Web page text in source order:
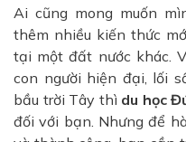
Ai cũng mong muốn
thêm nhiều kiến thức
tại một đất nước khác.
con người hiện đại, lối
bầu trời Tây thì du học
đối với bạn. Nhưng để